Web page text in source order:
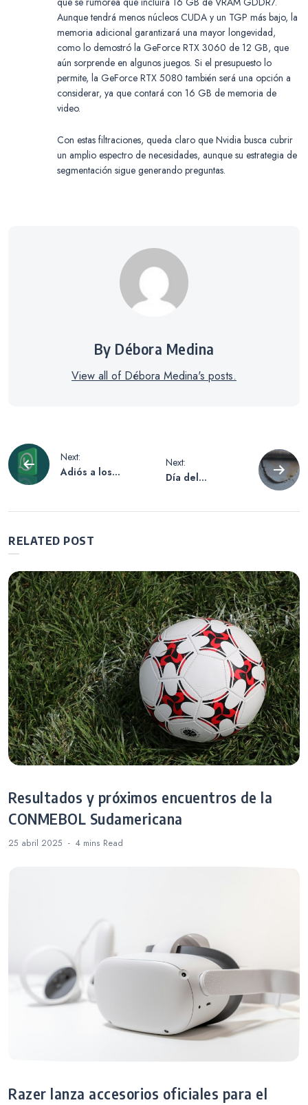
Aunque tendrá menos núcleos CUDA y un TGP más bajo, la
memoria adicional garantizará una mayor longevidad,
como lo demostró la GeForce RTX 3060 de 12 GB, que
aún sorprende en algunos juegos. Si el presupuesto lo
permite, la GeForce RTX 5080 también será una opción a
considerar, ya que contará con 16 GB de memoria de
video.
Con estas filtraciones, queda claro que Nvidia busca cubrir
un amplio espectro de necesidades, aunque su estrategia de
segmentación sigue generando preguntas.
By Débora Medina
View all of Débora Medina's posts.
Navegación
de
entradas
Next:
Adiós a los
está por llegar
Next:
Día del
RELATED POST
Resultados y próximos encuentros de la
CONMEBOL Sudamericana
25 abril 2025 4 mins Read
Razer lanza accesorios oficiales para el